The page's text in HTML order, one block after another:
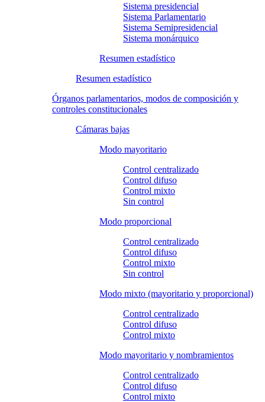
Sistema presidencial
Sistema Parlamentario
Sistema Semipresidencial
Sistema monárquico
Resumen estadístico
Resumen estadístico
Órganos parlamentarios, modos de composición y
controles constitucionales
Cámaras bajas
Modo mayoritario
Control centralizado
Control difuso
Control mixto
Sin control
Modo proporcional
Control centralizado
Control difuso
Control mixto
Sin control
Modo mixto (mayoritario y proporcional)
Control centralizado
Control difuso
Control mixto
Modo mayoritario y nombramientos
Control centralizado
Control difuso
Control mixto